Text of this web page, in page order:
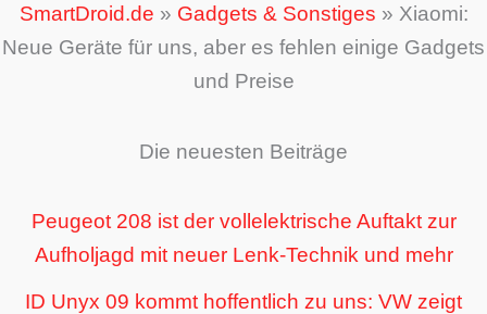
SmartDroid.de » Gadgets & Sonstiges » Xiaomi:
Neue Geräte für uns, aber es fehlen einige Gadgets
und Preise
Die neuesten Beiträge
Peugeot 208 ist der vollelektrische Auftakt zur
Aufholjagd mit neuer Lenk-Technik und mehr
ID Unyx 09 kommt hoffentlich zu uns: VW zeigt